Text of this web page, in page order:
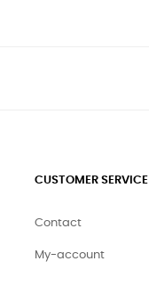
CUSTOMER SERVICE
Contact
My-account